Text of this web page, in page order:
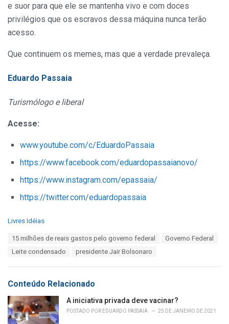
e suor para que ele se mantenha vivo e com doces
privilégios que os escravos dessa máquina nunca terão
acesso.
Que continuem os memes, mas que a verdade prevaleça.
Eduardo Passaia
Turismólogo e liberal
Acesse:
www.youtube.com/c/EduardoPassaia
https://www.facebook.com/eduardopassaianovo/
https://www.instagram.com/epassaia/
https://twitter.com/eduardopassaia
C
i
e
s
:
Livres Idéias
15 milhões de reais gastos pelo governo federal
Governo Federal
Leite condensado
presidente Jair Bolsonaro
Conteúdo Relacionado
A iniciativa privada deve vacinar?
POSTADO POR EDUARDO PASSAIA 25 DE JANEIRO DE 2021